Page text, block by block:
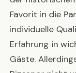
Favorit in die
individuelle
Erfahrung in
Gäste.